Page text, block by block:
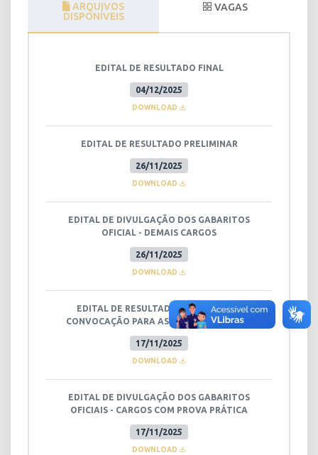
ARQUIVOS
DISPONÍVEIS
VAGAS
04/12/2025
EDITAL DE RESULTADO FINAL
DOWNLOAD
26/11/2025
EDITAL DE RESULTADO PRELIMINAR
DOWNLOAD
26/11/2025
EDITAL DE DIVULGAÇÃO DOS GABARITOS
OFICIAL - DEMAIS CARGOS
DOWNLOAD
17/11/2025
EDITAL DE RESULTADO PRELIMINAR E
CONVOCAÇÃO PARA AS PROVAS PRÁTICAS
DOWNLOAD
17/11/2025
EDITAL DE DIVULGAÇÃO DOS GABARITOS
OFICIAIS - CARGOS COM PROVA PRÁTICA
DOWNLOAD